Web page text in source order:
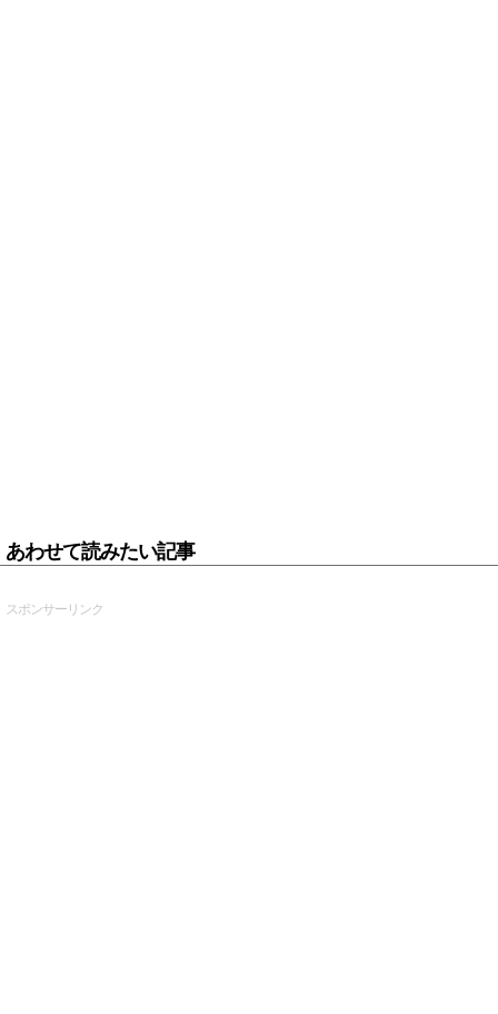
あわせて読みたい記事
スポンサーリンク